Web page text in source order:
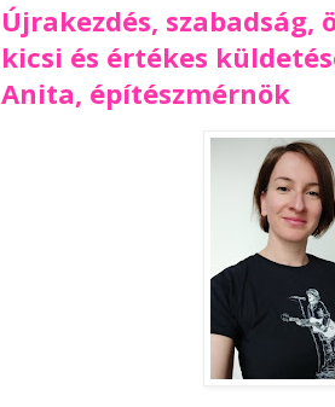
Újrakezdés, szabadság,
kicsi és értékes
Anita, építészmérnök